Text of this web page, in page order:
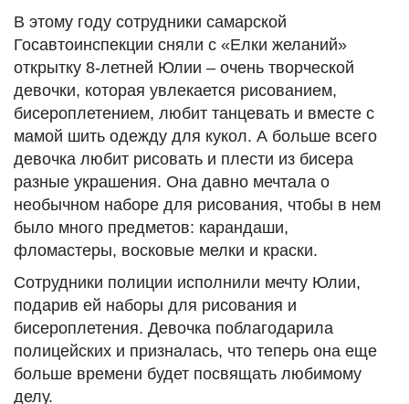
В этому году сотрудники самарской
Госавтоинспекции сняли с «Елки желаний»
открытку 8-летней Юлии – очень творческой
девочки, которая увлекается рисованием,
бисероплетением, любит танцевать и вместе с
мамой шить одежду для кукол. А больше всего
девочка любит рисовать и плести из бисера
разные украшения. Она давно мечтала о
необычном наборе для рисования, чтобы в нем
было много предметов: карандаши,
фломастеры, восковые мелки и краски.
Сотрудники полиции исполнили мечту Юлии,
подарив ей наборы для рисования и
бисероплетения. Девочка поблагодарила
полицейских и призналась, что теперь она еще
больше времени будет посвящать любимому
делу.